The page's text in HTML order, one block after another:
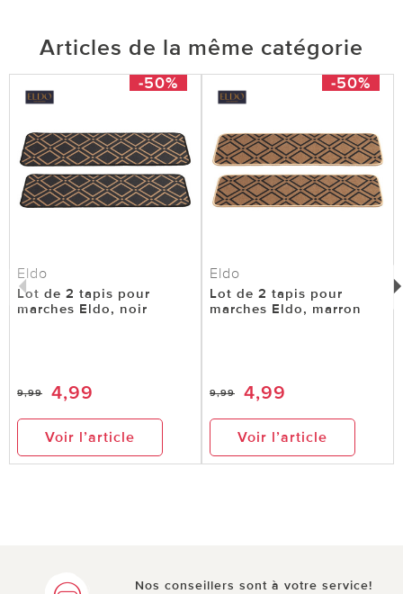
Articles de la même catégorie
-50%
Eldo
Lot de 2 tapis pour
marches Eldo, noir
9,99 4,99
Voir l’article
-50%
Eldo
Lot de 2 tapis pour
marches Eldo, marron
9,99 4,99
Voir l’article
Nos conseillers sont à votre service!